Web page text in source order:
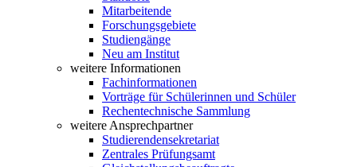
Mitarbeitende
Forschungsgebiete
Studiengänge
Neu am Institut
weitere Informationen
Fachinformationen
Vorträge für Schülerinnen und Schüler
Rechentechnische Sammlung
weitere Ansprechpartner
Studierendensekretariat
Zentrales Prüfungsamt